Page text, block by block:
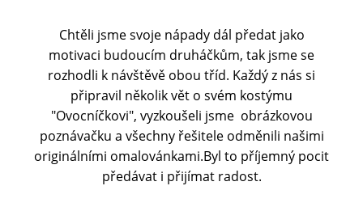
Chtěli jsme svoje nápady dál předat jako
motivaci budoucím druháčkům, tak jsme se
rozhodli k návštěvě obou tříd. Každý z nás si
připravil několik vět o svém kostýmu
"Ovocníčkovi", vyzkoušeli jsme obrázkovou
poznávačku a všechny řešitele odměnili našimi
originálními omalovánkami.Byl to příjemný pocit
předávat i přijímat radost.